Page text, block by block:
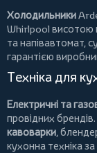
Холодильники
Whirlpool висотою
та напівавтомат,
гарантією
Техніка для
Електричні та
провідних брендів.
кавоварки,
кухонна техніка